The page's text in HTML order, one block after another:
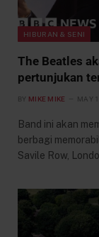
HIBURAN & SENI
The Beatles
pertunjukan
BY MIKE MIKE MAY
Band ini akan
berbagi
Savile Row,